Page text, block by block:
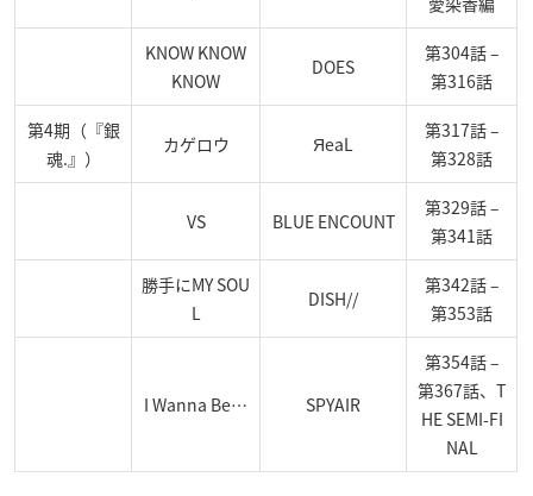
KNOW KNOW
KNOW
DOES
第304話 –
第316話
第4期（『銀
魂.』）
カゲロウ ЯeaL
第317話 –
第328話
VS BLUE ENCOUNT
第329話 –
第341話
勝手にMY SOU
L
DISH//
第342話 –
第353話
I Wanna Be… SPYAIR
第354話 –
第367話、T
HE SEMI-FI
NAL